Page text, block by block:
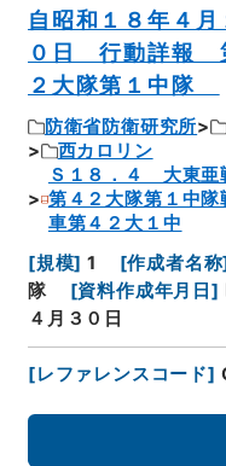
自昭和１８年４
０日 行動詳報
２大隊第１中隊
防衛省防衛研究所
西カロリン
Ｓ１８．４ 大東亜
第４２大隊第１中
車第４２大１中
[規模] 1 [作成者名称
隊
[資料作成年月日 ]
４月３０日
[レファレンスコード]